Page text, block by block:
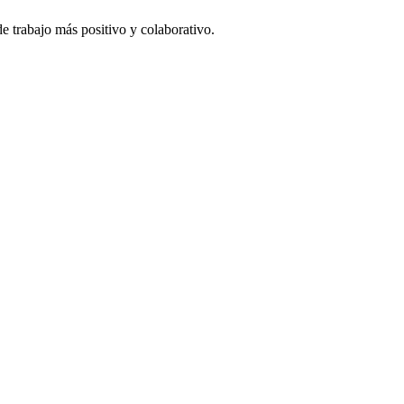
trabajo más positivo y colaborativo.